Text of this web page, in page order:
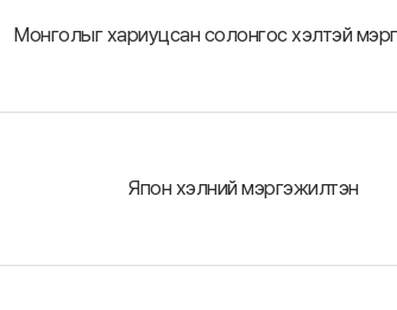
Монголыг хариуцсан солонгос хэлтэй
Япон хэлний мэргэжилтэн